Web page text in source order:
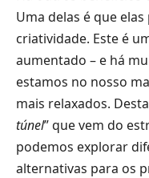
Uma delas é que
criatividade. Este é
aumentado – e há
estamos no nosso
mais relaxados.
túnel” que vem do
podemos explorar
alternativas para os